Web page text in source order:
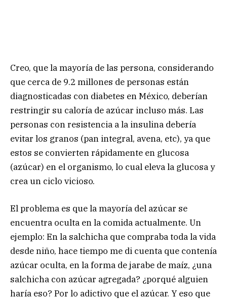
Creo, que la mayoría de las persona, considerando
que cerca de 9.2 millones de personas están
diagnosticadas con diabetes en México, deberían
restringir su caloría de azúcar incluso más. Las
personas con resistencia a la insulina debería
evitar los granos (pan integral, avena, etc), ya que
estos se convierten rápidamente en glucosa
(azúcar) en el organismo, lo cual eleva la glucosa y
crea un ciclo vicioso.
El problema es que la mayoría del azúcar se
encuentra oculta en la comida actualmente. Un
ejemplo: En la salchicha que compraba toda la vida
desde niño, hace tiempo me di cuenta que contenía
azúcar oculta, en la forma de jarabe de maíz, ¿una
salchicha con azúcar agregada? ¿porqué alguien
haría eso? Por lo adictivo que el azúcar. Y eso que